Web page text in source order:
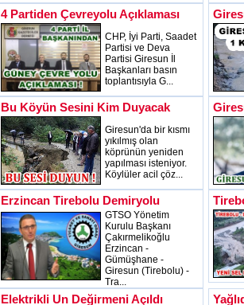
4 Partiden Çevreyolu Açıklaması
CHP, İyi Parti, Saadet
Partisi ve Deva
Partisi Giresun İl
Başkanları basın
toplantısıyla G...
Bu Köyün Sesini Kim Duyacak
Giresun'da bir kısmı
yıkılmış olan
köprünün yeniden
yapılması isteniyor.
Köylüler acil çöz...
Erzincan Tirebolu Demiryolu
GTSO Yönetim
Kurulu Başkanı
Çakırmelikoğlu
Erzincan -
Gümüşhane -
Giresun (Tirebolu) -
Tra...
Elektrikli Un Değirmeni Açıldı